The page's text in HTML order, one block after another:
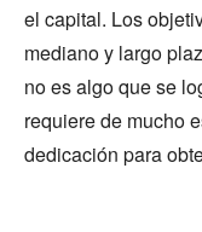
el capital. Los
mediano y largo
no es algo que se
requiere de mucho
dedicación para